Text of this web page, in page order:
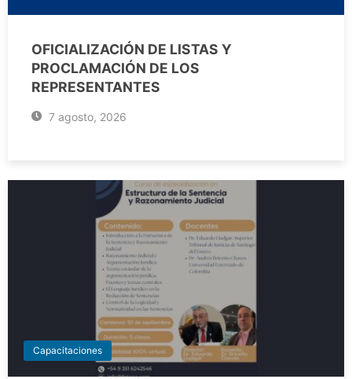
OFICIALIZACIÓN DE LISTAS Y
PROCLAMACIÓN DE LOS
REPRESENTANTES
7 agosto, 2026
Capacitaciones